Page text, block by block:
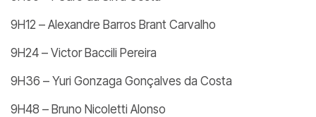
9H12 – Alexandre Barros Brant Carvalho
9H24 – Victor Baccili Pereira
9H36 – Yuri Gonzaga Gonçalves da Costa
9H48 – Bruno Nicoletti Alonso